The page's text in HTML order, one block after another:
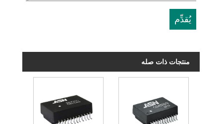
منتجات ذات صله